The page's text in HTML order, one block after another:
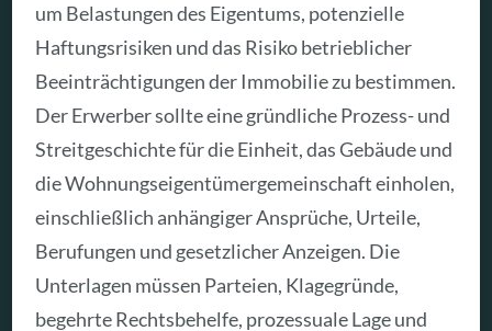
um Belastungen des Eigentums, potenzielle
Haftungsrisiken und das Risiko betrieblicher
Beeinträchtigungen der Immobilie zu bestimmen.
Der Erwerber sollte eine gründliche Prozess- und
Streitgeschichte für die Einheit, das Gebäude und
die Wohnungseigentümergemeinschaft einholen,
einschließlich anhängiger Ansprüche, Urteile,
Berufungen und gesetzlicher Anzeigen. Die
Unterlagen müssen Parteien, Klagegründe,
begehrte Rechtsbehelfe, prozessuale Lage und